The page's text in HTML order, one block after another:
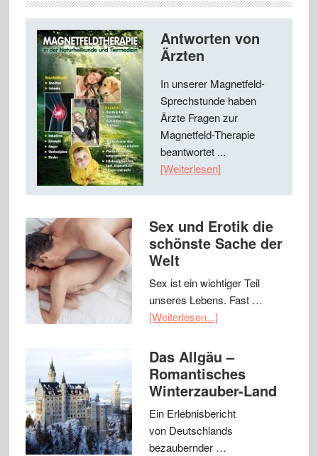
Antworten von
Ärzten
In unserer Magnetfeld-
Sprechstunde haben
Ärzte Fragen zur
Magnetfeld-Therapie
beantwortet ...
[Weiterlesen]
Sex und Erotik die
schönste Sache der
Welt
Sex ist ein wichtiger Teil
unseres Lebens. Fast …
[Weiterlesen...]
Das Allgäu –
Romantisches
Winterzauber-Land
Ein Erlebnisbericht
von Deutschlands
bezaubernder …